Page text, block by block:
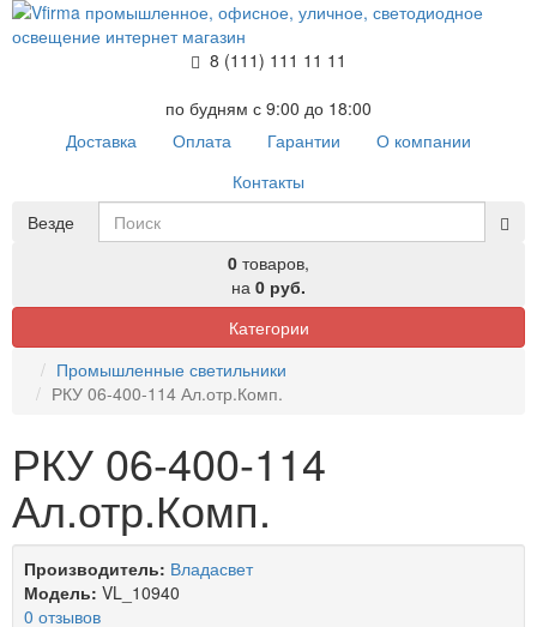
8 (111) 111 11 11
по будням с 9:00 до 18:00
Доставка
Оплата Гарантии
О компании
Контакты
Везде
0 товаров,
на 0 руб.
Категории
Промышленные светильники
РКУ 06-400-114 Ал.отр.Комп.
РКУ 06-400-114
Ал.отр.Комп.
Производитель: Владасвет
Модель: VL_10940
0 отзывов